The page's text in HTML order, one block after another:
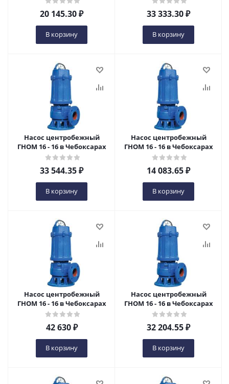
20 145.30₽
В корзину
33 333.30₽
В корзину
Насос центробежный
ГНОМ 16 - 16 в Чебоксарах
33 544.35₽
В корзину
Насос центробежный
ГНОМ 16 - 16 в Чебоксарах
14 083.65₽
В корзину
Насос центробежный
ГНОМ 16 - 16 в Чебоксарах
42 630₽
В корзину
Насос центробежный
ГНОМ 16 - 16 в Чебоксарах
32 204.55₽
В корзину